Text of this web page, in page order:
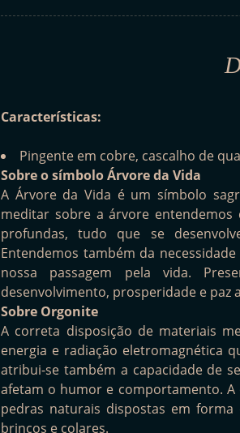
Características:
Pingente em cobre, cascalho de
Sobre o símbolo Árvore da Vida
A Árvore da Vida é um símbolo
meditar sobre a árvore
profundas, tudo que se
Entendemos também da
nossa passagem pela vida.
desenvolvimento, prosperidade e paz
Sobre Orgonite
A correta disposição de materiais
energia e radiação eletromagnética
atribui-se também a capacidade de
afetam o humor e comportamento.
pedras naturais dispostas em
brincos e colares.